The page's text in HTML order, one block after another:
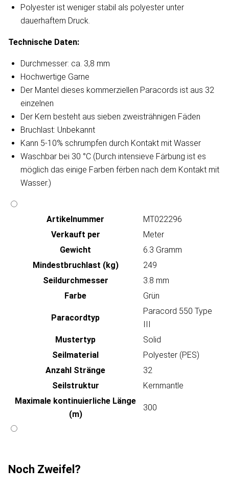
Polyester ist weniger stabil als polyester unter
dauerhaftem Druck.
Technische Daten:
Durchmesser: ca. 3,8 mm
Hochwertige Garne
Der Mantel dieses kommerziellen Paracords ist aus 32
einzelnen
Der Kern besteht aus sieben zweisträhnigen Fäden
Bruchlast: Unbekannt
Kann 5-10% schrumpfen durch Kontakt mit Wasser
Waschbar bei 30 °C (Durch intensieve Färbung ist es
möglich das einige Farben fërben nach dem Kontakt mit
Wasser.)
Artikeln‌ummer
MT022296
Verkauft per
Meter
Gewicht
6.3 Gramm
Mindestbruchlast (kg)
249
Seildurchmesser
3.8 mm
Farbe
Grün
Paracordtyp
Paracord 550 Type
III
Mustertyp
Solid
Seilmaterial
Polyester (PES)
Anzahl Stränge
32
Seilstruktur
Kernmantle
Maximale kontinuierliche Länge
(m)
300
Noch Zweifel?